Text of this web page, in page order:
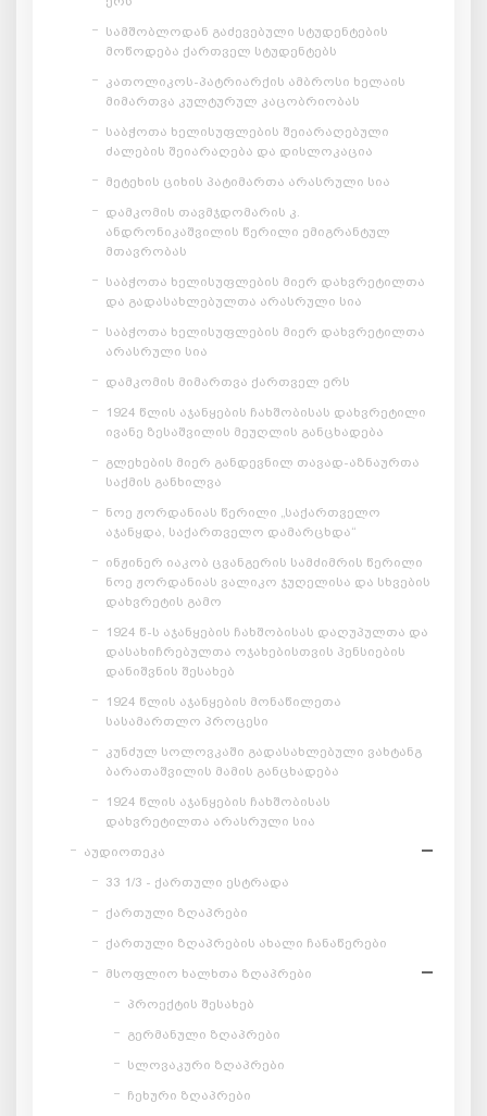
სამშობლოდან გაძევებული სტუდენტების
მოწოდება ქართველ სტუდენტებს
კათოლიკოს-პატრიარქის ამბროსი ხელაის
მიმართვა კულტურულ კაცობრიობას
საბჭოთა ხელისუფლების შეიარაღებული
ძალების შეიარაღება და დისლოკაცია
მეტეხის ციხის პატიმართა არასრული სია
დამკომის თავმჯდომარის კ.
ანდრონიკაშვილის წერილი ემიგრანტულ
მთავრობას
საბჭოთა ხელისუფლების მიერ დახვრეტილთა
და გადასახლებულთა არასრული სია
საბჭოთა ხელისუფლების მიერ დახვრეტილთა
არასრული სია
დამკომის მიმართვა ქართველ ერს
1924 წლის აჯანყების ჩახშობისას დახვრეტილი
ივანე ზესაშვილის მეუღლის განცხადება
გლეხების მიერ განდევნილ თავად-აზნაურთა
საქმის განხილვა
ნოე ჟორდანიას წერილი „საქართველო
აჯანყდა, საქართველო დამარცხდა“
ინჟინერ იაკობ ცვანგერის სამძიმრის წერილი
ნოე ჟორდანიას ვალიკო ჯუღელისა და სხვების
დახვრეტის გამო
1924 წ-ს აჯანყების ჩახშობისას დაღუპულთა და
დასახიჩრებულთა ოჯახებისთვის პენსიების
დანიშვნის შესახებ
1924 წლის აჯანყების მონაწილეთა
სასამართლო პროცესი
კუნძულ სოლოვკაში გადასახლებული ვახტანგ
ბარათაშვილის მამის განცხადება
1924 წლის აჯანყების ჩახშობისას
დახვრეტილთა არასრული სია
აუდიოთეკა
33 1/3 - ქართული ესტრადა
ქართული ზღაპრები
ქართული ზღაპრების ახალი ჩანაწერები
მსოფლიო ხალხთა ზღაპრები
პროექტის შესახებ
გერმანული ზღაპრები
სლოვაკური ზღაპრები
ჩეხური ზღაპრები